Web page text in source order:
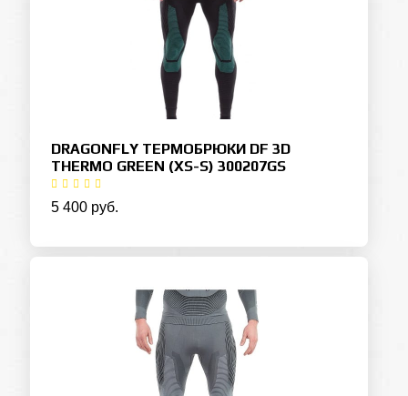
DRAGONFLY ТЕРМОБРЮКИ DF 3D
THERMO GREEN (XS-S) 300207GS
5 400 руб.